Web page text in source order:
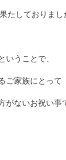
たしておりまし
いうことで、
ご家族にとって
がないお祝い事